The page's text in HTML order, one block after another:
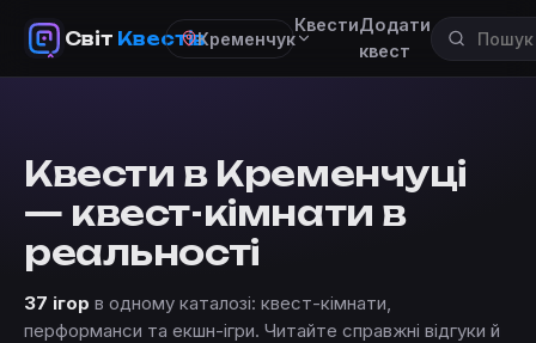
Світ КвестівКременчук
КвестиДодати
квест
Квести в Кременчуці
— квест-кімнати в
реальності
37 ігор в одному каталозі: квест-кімнати,
перформанси та екшн-ігри. Читайте справжні відгуки й